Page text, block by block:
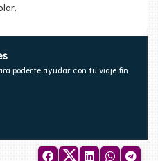
poderte ayudar con tu viaje fin